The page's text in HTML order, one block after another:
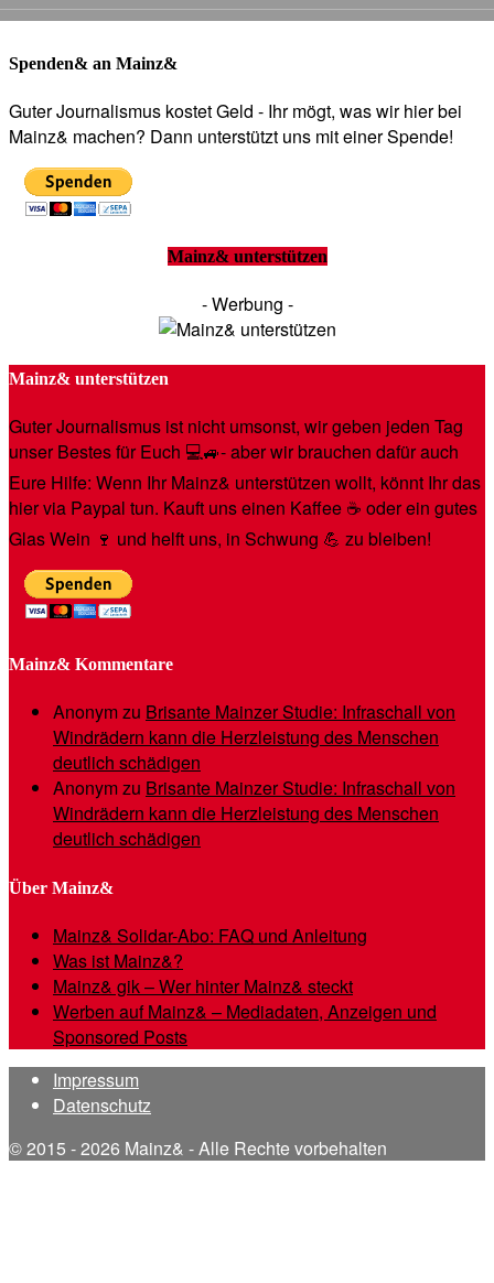
Spenden& an Mainz&
Guter Journalismus kostet Geld - Ihr mögt, was wir hier bei
Mainz& machen? Dann unterstützt uns mit einer Spende!
Mainz& unterstützen
- Werbung -
Mainz& unterstützen
Guter Journalismus ist nicht umsonst, wir geben jeden Tag
unser Bestes für Euch 💻🚙- aber wir brauchen dafür auch
Eure Hilfe: Wenn Ihr Mainz& unterstützen wollt, könnt Ihr das
hier via Paypal tun. Kauft uns einen Kaffee ☕️ oder ein gutes
Glas Wein 🍷 und helft uns, in Schwung 💪 zu bleiben!
Mainz& Kommentare
Anonymzu Brisante Mainzer Studie: Infraschall von
Windrädern kann die Herzleistung des Menschen
deutlich schädigen
Anonymzu Brisante Mainzer Studie: Infraschall von
Windrädern kann die Herzleistung des Menschen
deutlich schädigen
Über Mainz&
Mainz& Solidar-Abo: FAQ und Anleitung
Was ist Mainz&?
Mainz& gik – Wer hinter Mainz& steckt
Werben auf Mainz& – Mediadaten, Anzeigen und
Sponsored Posts
Impressum
Datenschutz
© 2015 - 2026 Mainz& - Alle Rechte vorbehalten